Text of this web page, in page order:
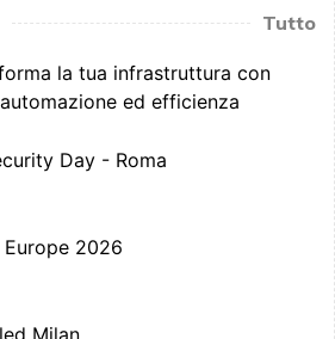
Tutto
la tua infrastruttura con
ed efficienza
Day - Roma
2026